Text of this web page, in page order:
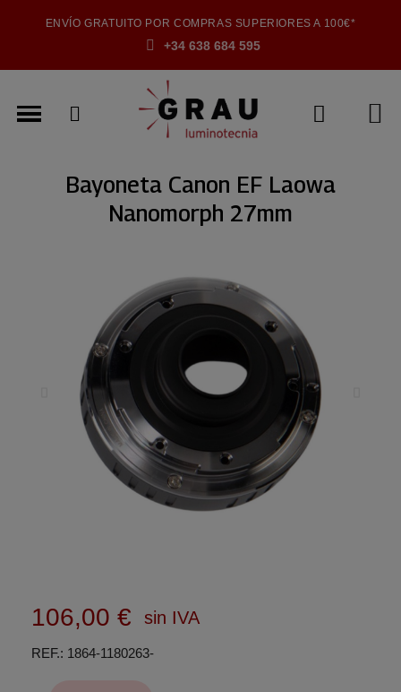
ENVÍO GRATUITO POR COMPRAS SUPERIORES A 100€*
+34 638 684 595
Bayoneta Canon EF Laowa
Nanomorph 27mm
106,00 € sin IVA
REF. 1864-1180263-